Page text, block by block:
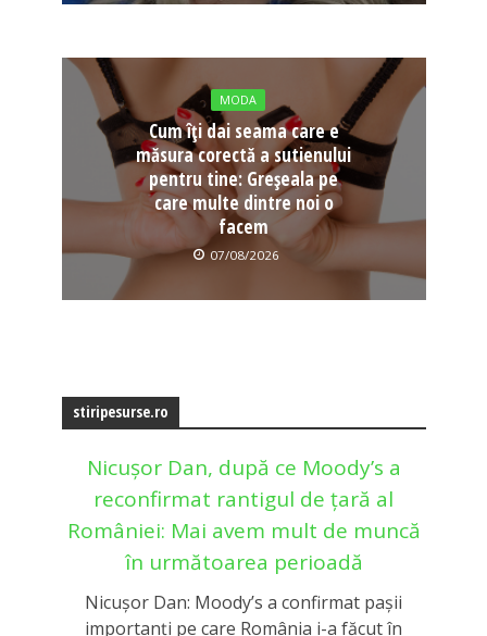
MODA
Cum îți dai seama care e
măsura corectă a sutienului
pentru tine: Greșeala pe
care multe dintre noi o
facem
07/08/2026
stiripesurse.ro
Nicușor Dan, după ce Moody’s a
reconfirmat rantigul de țară al
României: Mai avem mult de muncă
în următoarea perioadă
Nicușor Dan: Moody’s a confirmat pașii
importanți pe care România i-a făcut în